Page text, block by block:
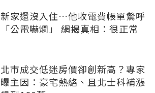
新家還沒入住…他收電費帳單驚呼
「公電嚇爛」 網揭真相：很正常
北市成交低迷房價卻創新高？專家
曝主因：豪宅熱絡、且北士科補漲